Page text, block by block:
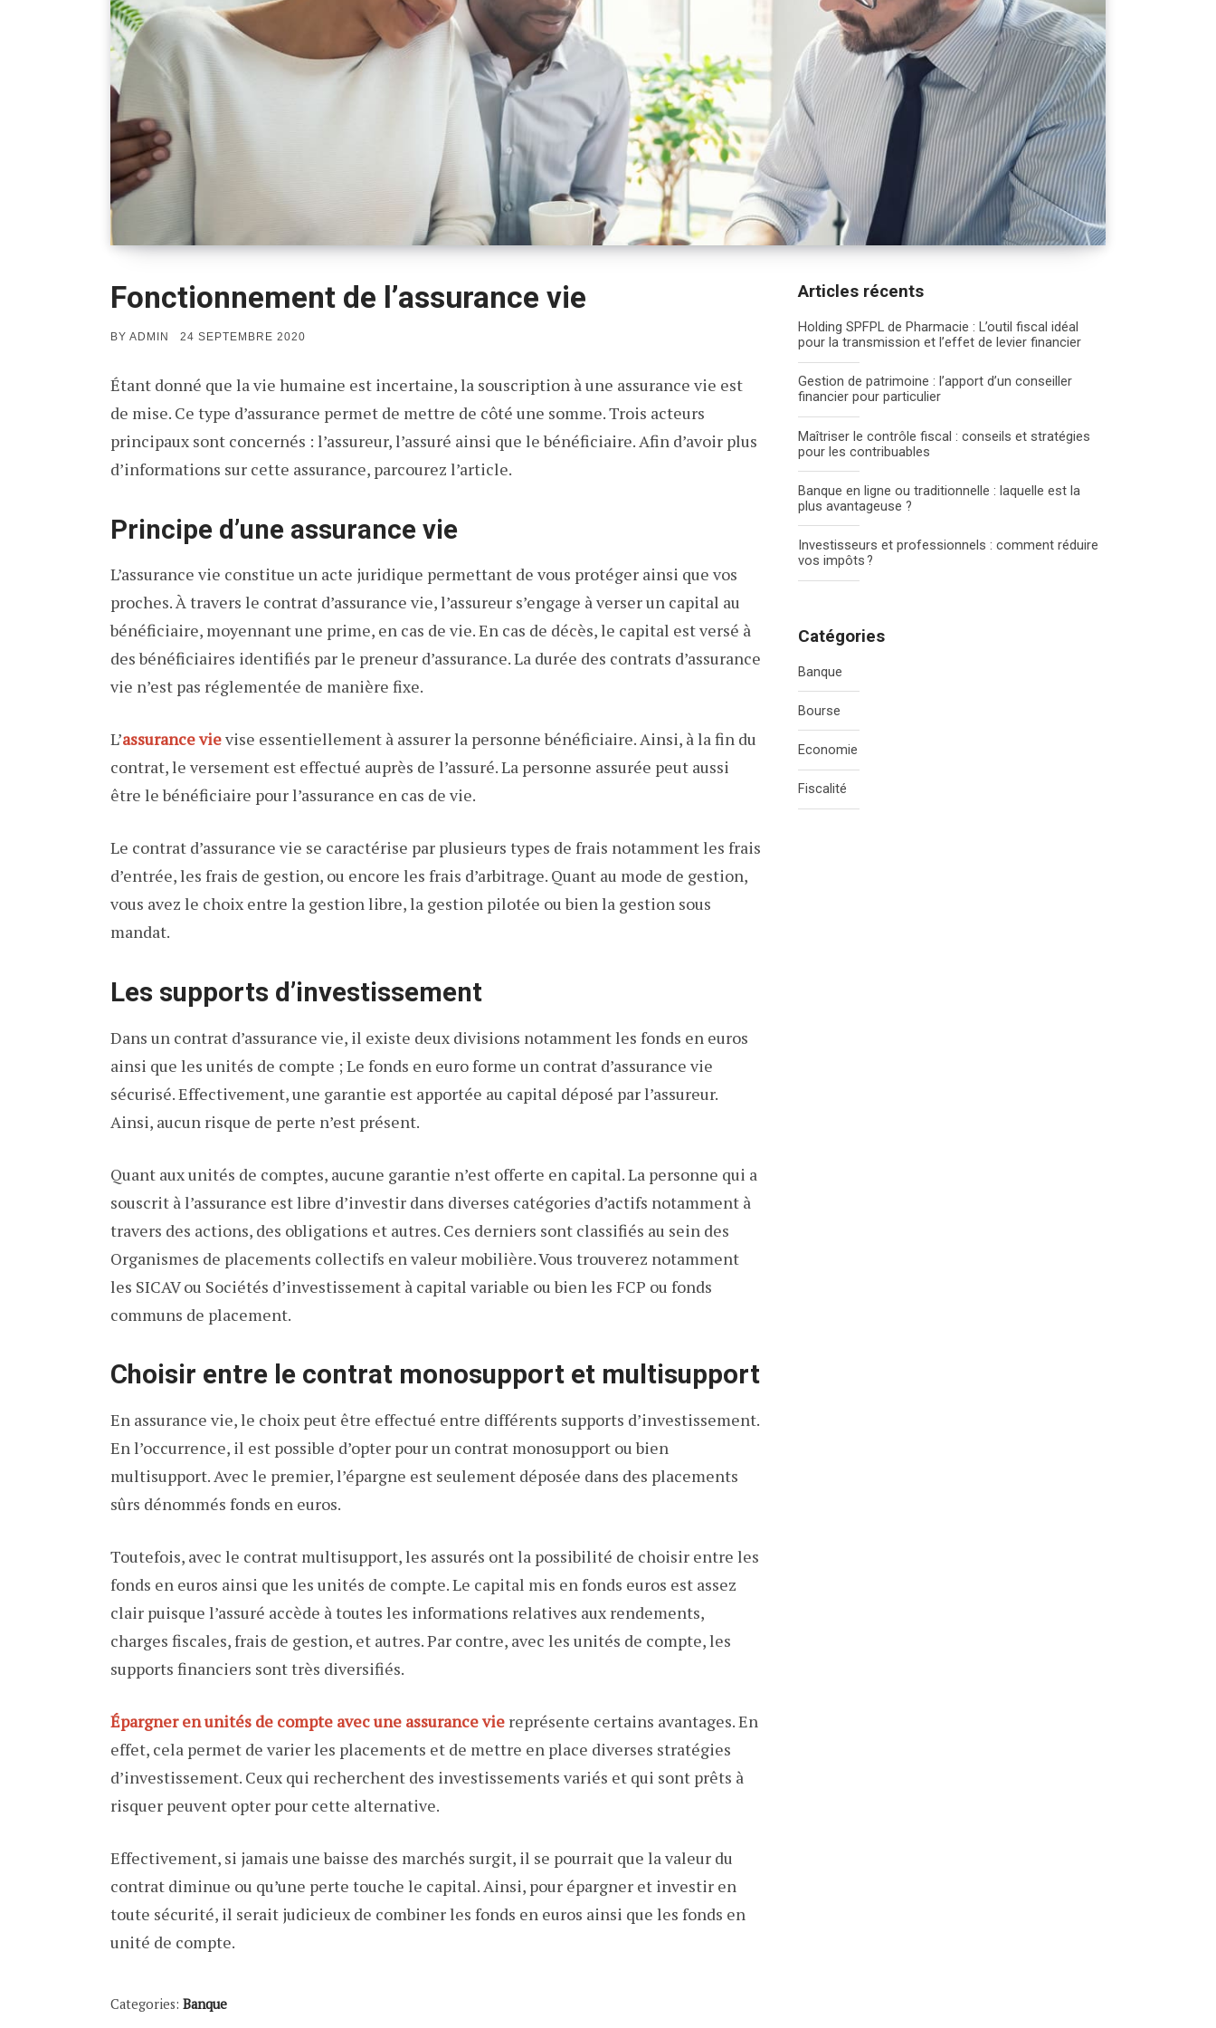
Fonctionnement de l’assurance vie
BY ADMIN
POSTED
24 SEPTEMBRE 2020
Étant donné que la vie humaine est incertaine, la souscription à une assurance vie est
de mise. Ce type d’assurance permet de mettre de côté une somme. Trois acteurs
principaux sont concernés : l’assureur, l’assuré ainsi que le bénéficiaire. Afin d’avoir plus
d’informations sur cette assurance, parcourez l’article.
Principe d’une assurance vie
L’assurance vie constitue un acte juridique permettant de vous protéger ainsi que vos
proches. À travers le contrat d’assurance vie, l’assureur s’engage à verser un capital au
bénéficiaire, moyennant une prime, en cas de vie. En cas de décès, le capital est versé à
des bénéficiaires identifiés par le preneur d’assurance. La durée des contrats d’assurance
vie n’est pas réglementée de manière fixe.
L’assurance vievise essentiellement à assurer la personne bénéficiaire. Ainsi, à la fin du
contrat, le versement est effectué auprès de l’assuré. La personne assurée peut aussi
être le bénéficiaire pour l’assurance en cas de vie.
Le contrat d’assurance vie se caractérise par plusieurs types de frais notamment les frais
d’entrée, les frais de gestion, ou encore les frais d’arbitrage. Quant au mode de gestion,
vous avez le choix entre la gestion libre, la gestion pilotée ou bien la gestion sous
mandat.
Les supports d’investissement
Dans un contrat d’assurance vie, il existe deux divisions notamment les fonds en euros
ainsi que les unités de compte ; Le fonds en euro forme un contrat d’assurance vie
sécurisé. Effectivement, une garantie est apportée au capital déposé par l’assureur.
Ainsi, aucun risque de perte n’est présent.
Quant aux unités de comptes, aucune garantie n’est offerte en capital. La personne qui a
souscrit à l’assurance est libre d’investir dans diverses catégories d’actifs notamment à
travers des actions, des obligations et autres. Ces derniers sont classifiés au sein des
Organismes de placements collectifs en valeur mobilière. Vous trouverez notamment
les SICAV ou Sociétés d’investissement à capital variable ou bien les FCP ou fonds
communs de placement.
Choisir entre le contrat monosupport et multisupport
En assurance vie, le choix peut être effectué entre différents supports d’investissement.
En l’occurrence, il est possible d’opter pour un contrat monosupport ou bien
multisupport. Avec le premier, l’épargne est seulement déposée dans des placements
sûrs dénommés fonds en euros.
Toutefois, avec le contrat multisupport, les assurés ont la possibilité de choisir entre les
fonds en euros ainsi que les unités de compte. Le capital mis en fonds euros est assez
clair puisque l’assuré accède à toutes les informations relatives aux rendements,
charges fiscales, frais de gestion, et autres. Par contre, avec les unités de compte, les
supports financiers sont très diversifiés.
Épargner en unités de compte avec une assurance vie représente certains avantages. En
effet, cela permet de varier les placements et de mettre en place diverses stratégies
d’investissement. Ceux qui recherchent des investissements variés et qui sont prêts à
risquer peuvent opter pour cette alternative.
Effectivement, si jamais une baisse des marchés surgit, il se pourrait que la valeur du
contrat diminue ou qu’une perte touche le capital. Ainsi, pour épargner et investir en
toute sécurité, il serait judicieux de combiner les fonds en euros ainsi que les fonds en
unité de compte.
Categories: Banque
Articles récents
Holding SPFPL de Pharmacie : L’outil fiscal idéal
pour la transmission et l’effet de levier financier
Gestion de patrimoine : l’apport d’un conseiller
financier pour particulier
Maîtriser le contrôle fiscal : conseils et stratégies
pour les contribuables
Banque en ligne ou traditionnelle : laquelle est la
plus avantageuse ?
Investisseurs et professionnels : comment réduire
vos impôts ?
Catégories
Banque
Bourse
Economie
Fiscalité